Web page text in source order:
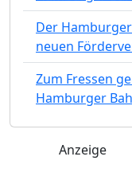
Der
neuen
Zum Fressen
Hamburger
Anzeige